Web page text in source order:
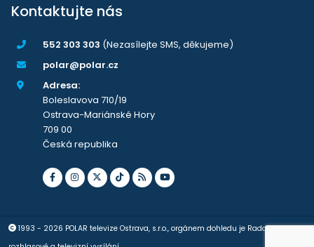
Kontaktujte nás
552 303 303 (Nezasílejte SMS, děkujeme)
polar@polar.cz
Adresa:
Boleslavova 710/19
Ostrava-Mariánské Hory
709 00
Česká republika
1993 - 2026 POLAR televize Ostrava, s.r.o., orgánem dohledu je Rada pro